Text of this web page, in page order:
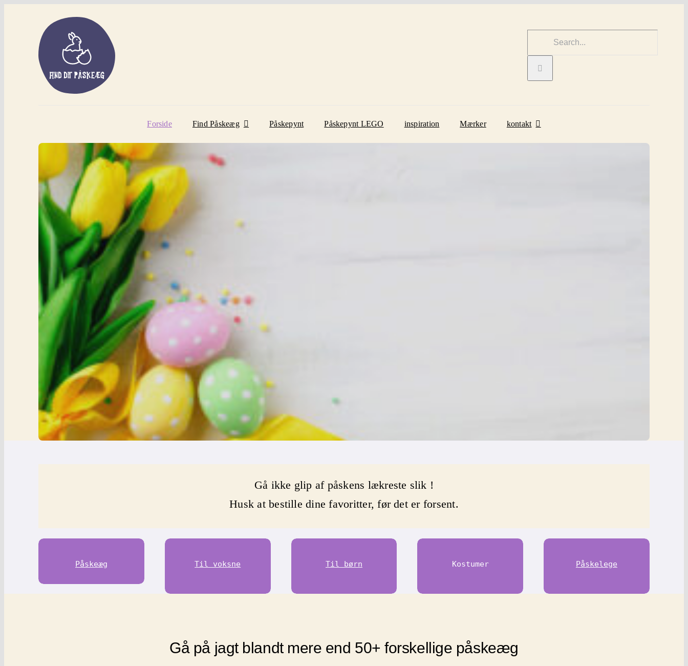
Forside Find Påskeæg Påskepynt Påskepynt LEGO inspiration Mærker kontakt
Gå ikke glip af påskens lækreste slik !
Husk at bestille dine favoritter, før det er forsent.
Påskeæg Til voksne Til børn Kostumer Påskelege
Gå på jagt blandt mere end 50+ forskellige påskeæg